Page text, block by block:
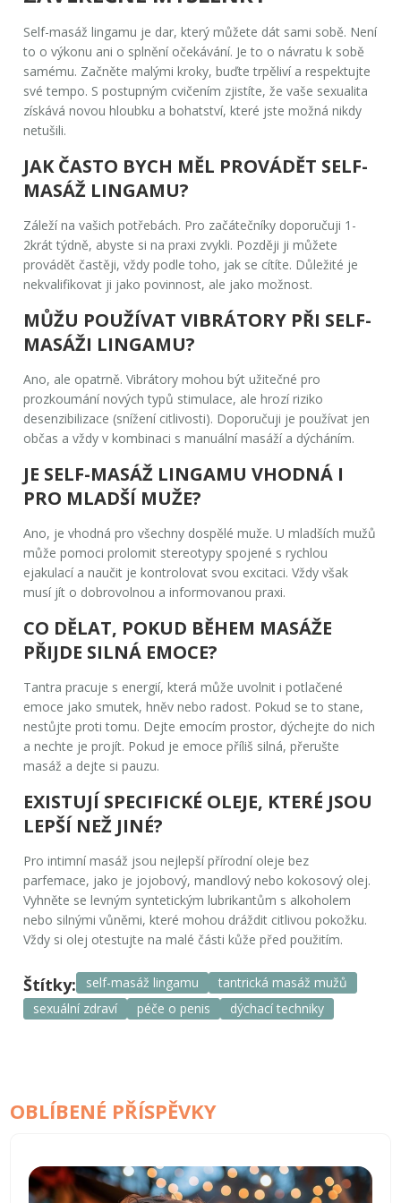
Self-masáž lingamu je dar, který můžete dát sami sobě. Není
to o výkonu ani o splnění očekávání. Je to o návratu k sobě
samému. Začněte malými kroky, buďte trpěliví a respektujte
své tempo. S postupným cvičením zjistíte, že vaše sexualita
získává novou hloubku a bohatství, které jste možná nikdy
netušili.
JAK ČASTO BYCH MĚL PROVÁDĚT SELF-
MASÁŽ LINGAMU?
Záleží na vašich potřebách. Pro začátečníky doporučuji 1-
2krát týdně, abyste si na praxi zvykli. Později ji můžete
provádět častěji, vždy podle toho, jak se cítíte. Důležité je
nekvalifikovat ji jako povinnost, ale jako možnost.
MŮŽU POUŽÍVAT VIBRÁTORY PŘI SELF-
MASÁŽI LINGAMU?
Ano, ale opatrně. Vibrátory mohou být užitečné pro
prozkoumání nových typů stimulace, ale hrozí riziko
desenzibilizace (snížení citlivosti). Doporučuji je používat jen
občas a vždy v kombinaci s manuální masáží a dýcháním.
JE SELF-MASÁŽ LINGAMU VHODNÁ I
PRO MLADŠÍ MUŽE?
Ano, je vhodná pro všechny dospělé muže. U mladších mužů
může pomoci prolomit stereotypy spojené s rychlou
ejakulací a naučit je kontrolovat svou excitaci. Vždy však
musí jít o dobrovolnou a informovanou praxi.
CO DĚLAT, POKUD BĚHEM MASÁŽE
PŘIJDE SILNÁ EMOCE?
Tantra pracuje s energií, která může uvolnit i potlačené
emoce jako smutek, hněv nebo radost. Pokud se to stane,
nestůjte proti tomu. Dejte emocím prostor, dýchejte do nich
a nechte je projít. Pokud je emoce příliš silná, přerušte
masáž a dejte si pauzu.
EXISTUJÍ SPECIFICKÉ OLEJE, KTERÉ JSOU
LEPŠÍ NEŽ JINÉ?
Pro intimní masáž jsou nejlepší přírodní oleje bez
parfemace, jako je jojobový, mandlový nebo kokosový olej.
Vyhněte se levným syntetickým lubrikantům s alkoholem
nebo silnými vůněmi, které mohou dráždit citlivou pokožku.
Vždy si olej otestujte na malé části kůže před použitím.
Štítky: self-masáž lingamu
tantrická masáž mužů
sexuální zdraví
péče o penis dýchací techniky
OBLÍBENÉ PŘÍSPĚVKY